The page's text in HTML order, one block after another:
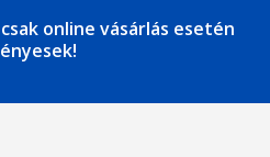
online vásárlás esetén